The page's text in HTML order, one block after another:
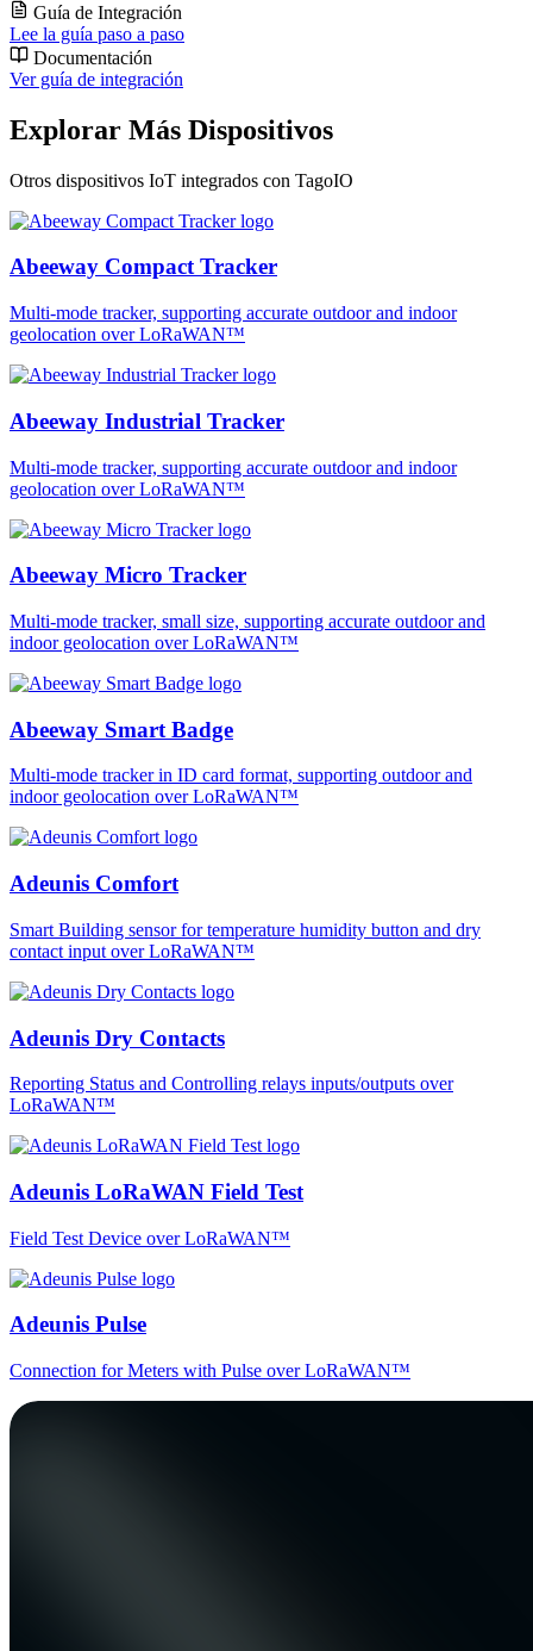
Guía de Integración
Lee la guía paso a paso
Documentación
Ver guía de integración
Explorar Más Dispositivos
Otros dispositivos IoT integrados con TagoIO
Abeeway Compact Tracker
Multi-mode tracker, supporting accurate outdoor and indoor
geolocation over LoRaWAN™
Abeeway Industrial Tracker
Multi-mode tracker, supporting accurate outdoor and indoor
geolocation over LoRaWAN™
Abeeway Micro Tracker
Multi-mode tracker, small size, supporting accurate outdoor and
indoor geolocation over LoRaWAN™
Abeeway Smart Badge
Multi-mode tracker in ID card format, supporting outdoor and
indoor geolocation over LoRaWAN™
Adeunis Comfort
Smart Building sensor for temperature humidity button and dry
contact input over LoRaWAN™
Adeunis Dry Contacts
Reporting Status and Controlling relays inputs/outputs over
LoRaWAN™
Adeunis LoRaWAN Field Test
Field Test Device over LoRaWAN™
Adeunis Pulse
Connection for Meters with Pulse over LoRaWAN™